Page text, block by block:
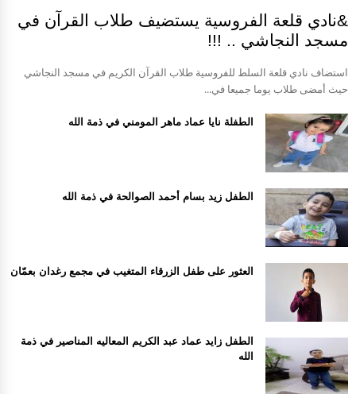
&نادي قلعة الفروسية يستضيف طلاب القرآن في
مسجد النجاشي .. !!!
استضاف نادي قلعة السلط للفروسية طلاب القرآن الكريم في مسجد النجاشي
حيث أمضى طلاب يوما جميعا في...
الطفلة نايا عماد ماهر المومني في ذمة الله
الطفل زيد بسام أحمد الصوالحة في ذمة الله
العثور على طفل الزرقاء المتغيب في مجمع رغدان بعمّان
الطفل زايد عماد عبد الكريم المعاليه المناصير في ذمة
الله